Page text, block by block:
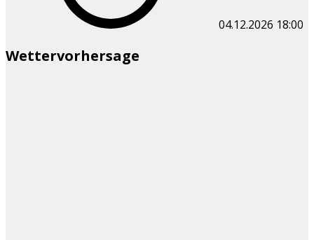
04.12.2026 18:00
Wettervorhersage